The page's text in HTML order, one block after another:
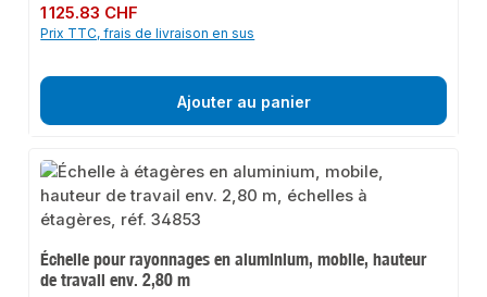
Prix régulier :
1 125.83 CHF
Prix TTC, frais de livraison en sus
Ajouter au panier
Échelle pour rayonnages en aluminium, mobile, hauteur
de travail env. 2,80 m